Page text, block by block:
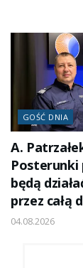
GOŚĆ DNIA
A.
Posterunki
będą
przez całą
04.08.2026